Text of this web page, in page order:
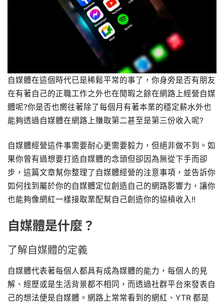
自媒體在這個時代已是稀鬆平常的事了，你身旁是否有朋友
在有著自己的正職工作之外也在閒暇之餘在網路上經營自媒
體呢?你是否也嚮往著除了每個月有著本業的穩定薪水外也
能夠透過自媒體在網路上賺取第二甚至是第三份收入呢?
自媒體經營這件事需要耐心更需要毅力，但絕非做不到。如
果你曾有過想要打造自媒體的念頭但卻因為無從下手而卻
步，這篇文章幫你整理了自媒體經營的注意事項，並告訴你
如何找到屬於你的自媒體定位創造自己的網路影響力，讓你
也能夠像網紅一樣接取業配幫自己創造你的協槓收入!!
自媒體是什麼？
了解自媒體的定義
自媒體代表著每個人都具有成為媒體的能力，每個人的見
解、經歷或是生活背景都不相同，而透過社群平台來發表自
己的想法便是自媒體。網路上常常看到的網紅、YTR 都是